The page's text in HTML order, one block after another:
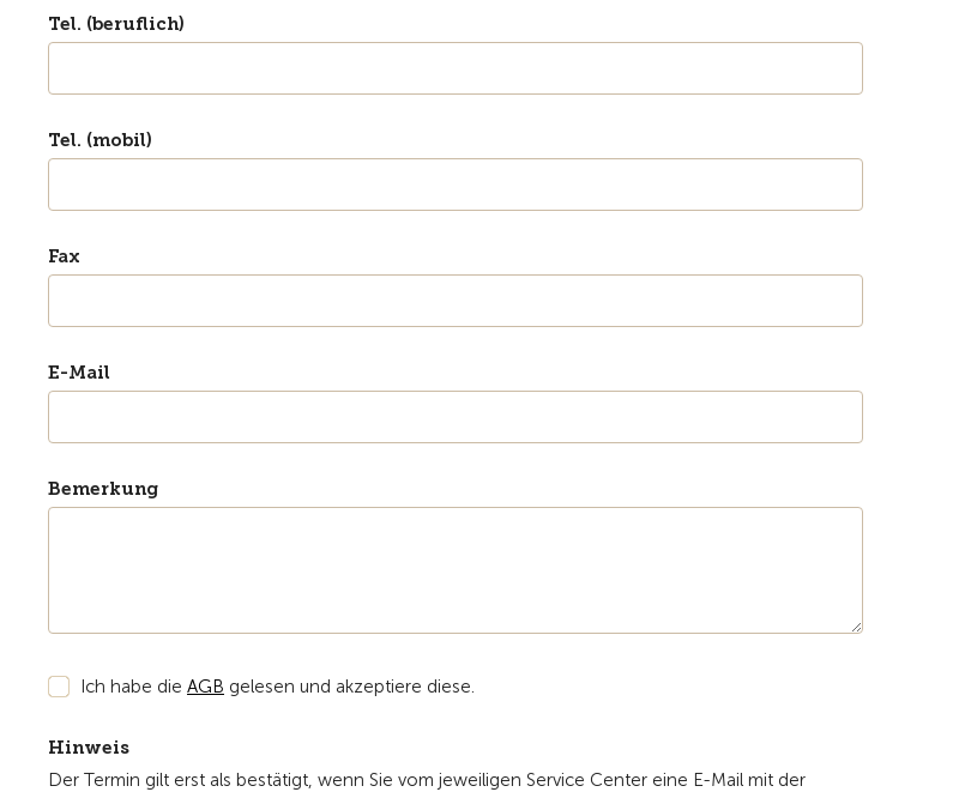
Tel. (beruflich)
Tel. (mobil)
Fax
E-Mail
Bemerkung
Ich habe die AGB gelesen und akzeptiere diese.
Hinweis
Der Termin gilt erst als bestätigt, wenn Sie vom jeweiligen Service Center eine E-Mail mit der